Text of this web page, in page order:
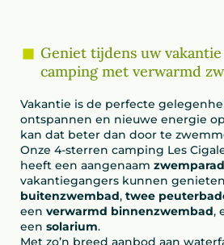
Geniet tijdens uw vakantie
camping met verwarmd
Vakantie is de perfecte
ontspannen en nieuwe energie
kan dat beter dan door te
Onze 4-sterren camping Les
heeft een aangenaam
vakantiegangers kunnen
buitenzwembad, twee
een verwarmd binnenzwembad,
een solarium.